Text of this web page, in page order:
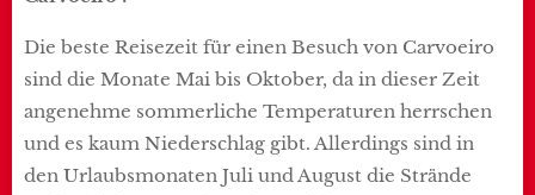
Die beste Reisezeit für einen Besuch von Carvoeiro
sind die Monate Mai bis Oktober, da in dieser Zeit
angenehme sommerliche Temperaturen herrschen
und es kaum Niederschlag gibt. Allerdings sind in
den Urlaubsmonaten Juli und August die Strände